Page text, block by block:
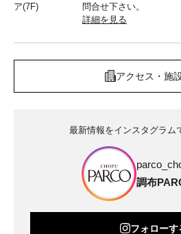
ア(7F)
問合せ下さい。
詳細を見る
アクセス・施
最新情報をインスタグラム
調布
フォローす